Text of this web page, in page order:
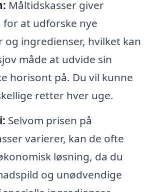
Måltidskasser giver
for at udforske nye
og ingredienser, hvilket kan
måde at udvide sin
horisont på. Du vil kunne
retter hver uge.
Selvom prisen på
varierer, kan de ofte
løsning, da du
og unødvendige